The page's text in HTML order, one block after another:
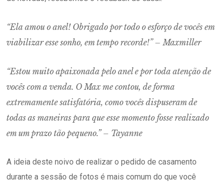
“Ela amou o anel! Obrigado por todo o esforço de vocês em
viabilizar esse sonho, em tempo recorde!” – Maxmiller
“Estou muito apaixonada pelo anel e por toda atenção de
vocês com a venda. O Max me contou, de forma
extremamente satisfatória, como vocês dispuseram de
todas as maneiras para que esse momento fosse realizado
em um prazo tão pequeno.” – Tayanne
A ideia deste noivo de realizar o pedido de casamento
durante a sessão de fotos é mais comum do que você